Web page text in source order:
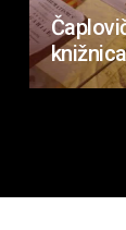
knižnica